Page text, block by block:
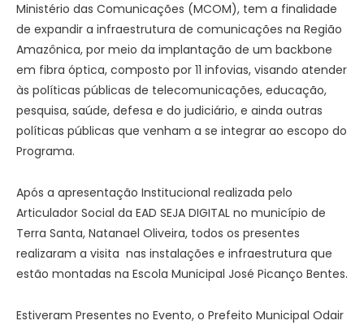
Ministério das Comunicações (MCOM), tem a finalidade
de expandir a infraestrutura de comunicações na Região
Amazônica, por meio da implantação de um backbone
em fibra óptica, composto por 11 infovias, visando atender
às políticas públicas de telecomunicações, educação,
pesquisa, saúde, defesa e do judiciário, e ainda outras
políticas públicas que venham a se integrar ao escopo do
Programa.
Após a apresentação Institucional realizada pelo
Articulador Social da EAD SEJA DIGITAL no município de
Terra Santa, Natanael Oliveira, todos os presentes
realizaram a visita nas instalações e infraestrutura que
estão montadas na Escola Municipal José Picanço Bentes.
Estiveram Presentes no Evento, o Prefeito Municipal Odair